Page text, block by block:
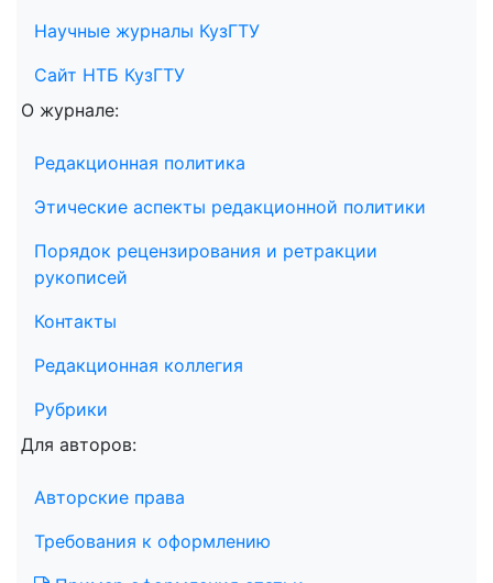
Научные журналы КузГТУ
Сайт НТБ КузГТУ
О журнале:
Редакционная политика
Этические аспекты редакционной политики
Порядок рецензирования и ретракции
рукописей
Контакты
Редакционная коллегия
Рубрики
Для авторов:
Авторские права
Требования к оформлению